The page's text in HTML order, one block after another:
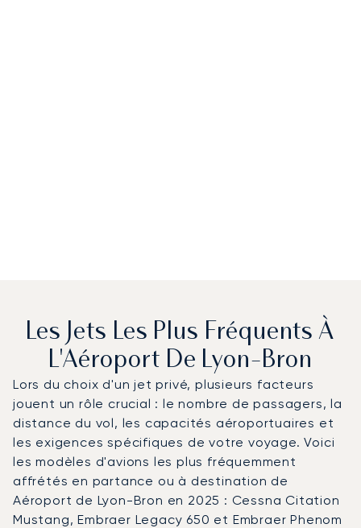
Les Jets Les Plus Fréquents À
L'Aéroport De Lyon-Bron
Lors du choix d'un jet privé, plusieurs facteurs
jouent un rôle crucial : le nombre de passagers, la
distance du vol, les capacités aéroportuaires et
les exigences spécifiques de votre voyage. Voici
les modèles d'avions les plus fréquemment
affrétés en partance ou à destination de
Aéroport de Lyon-Bron en 2025 : Cessna Citation
Mustang, Embraer Legacy 650 et Embraer Phenom